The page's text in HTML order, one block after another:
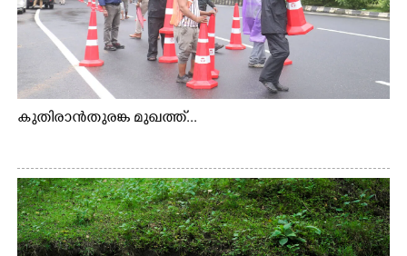
കുതിരാൻതുരങ്ക മുഖത്ത്...